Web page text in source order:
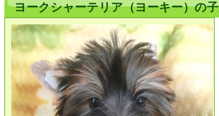
ヨークシャーテリア（ヨーキー）の